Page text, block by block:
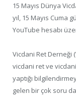
15 Mayıs Dünya
yıl, 15 Mayıs Cuma
YouTube hesabı
Vicdani Ret Derneği
vicdani ret ve
yaptığı
gelen bir çok soru da